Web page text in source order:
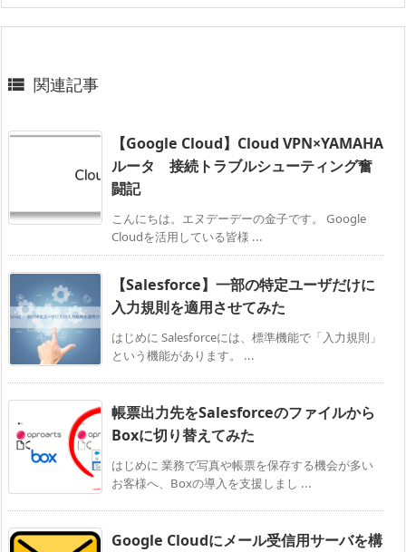
 関連記事
【Google Cloud】Cloud VPN×YAMAHA
ルータ 接続トラブルシューティング奮
闘記
こんにちは。エヌデーデーの金子です。 Google
Cloudを活用している皆様 ...
【Salesforce】一部の特定ユーザだけに
入力規則を適用させてみた
はじめに Salesforceには、標準機能で「入力規則」
という機能があります。 ...
帳票出力先をSalesforceのファイルから
Boxに切り替えてみた
はじめに 業務で写真や帳票を保存する機会が多い
お客様へ、Boxの導入を支援しまし ...
Google Cloudにメール受信用サーバを構